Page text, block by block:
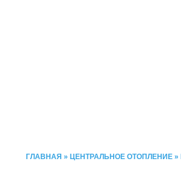
ГЛАВНАЯ » ЦЕНТРАЛЬНОЕ ОТОПЛЕНИЕ »